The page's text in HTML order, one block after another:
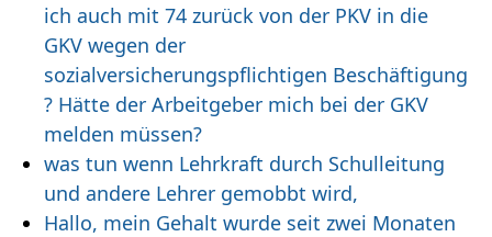
ich auch mit 74 zurück von der PKV in die
GKV wegen der
sozialversicherungspflichtigen Beschäftigung
? Hätte der Arbeitgeber mich bei der GKV
melden müssen?
was tun wenn Lehrkraft durch Schulleitung
und andere Lehrer gemobbt wird,
Hallo, mein Gehalt wurde seit zwei Monaten